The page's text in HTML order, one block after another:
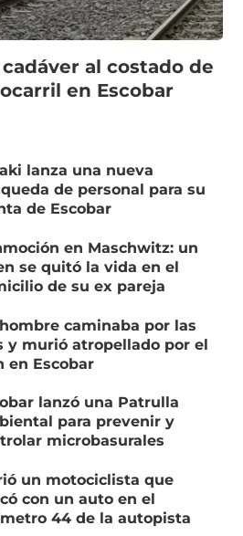
al costado de
en Escobar
lanza una nueva
de personal para su
de Escobar
en Maschwitz: un
se quitó la vida en el
de su ex pareja
caminaba por las
y murió atropellado por el
en Escobar
lanzó una Patrulla
para prevenir y
microbasurales
un motociclista que
con un auto en el
44 de la autopista